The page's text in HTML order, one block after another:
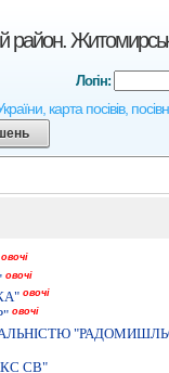
район.
карта посівів,
Логін:
овочі
овочі
овочі
овочі
СВ"